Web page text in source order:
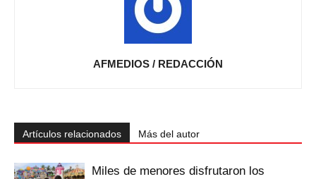
AFMEDIOS / REDACCIÓN
Artículos relacionados Más del autor
Miles de menores disfrutaron los